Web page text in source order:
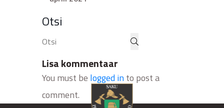
Otsi
Lisa kommentaar
You must be logged into post a
comment.